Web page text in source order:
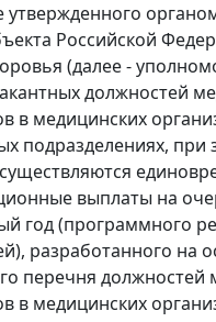
утвержденного
Российской
(далее -
должностей
в медицинских
подразделениях,
выплаты на
год (программного
разработанного на
перечня должностей
в медицинских